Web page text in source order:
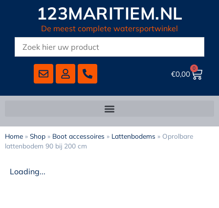
123MARITIEM.NL
De meest complete watersportwinkel
€0,00
0
Home » Shop » Boot accessoires » Lattenbodems » Oprolbare
lattenbodem 90 bij 200 cm
Loading...